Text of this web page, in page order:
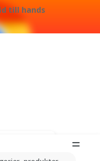
till hands